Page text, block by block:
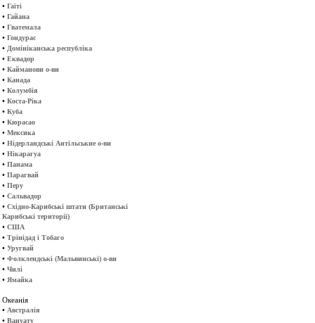
• Гаїті
• Гайана
• Гватемала
• Гондурас
• Домініканська республіка
• Еквадор
• Кайманови о-ви
• Канада
• Колумбія
• Коста-Ріка
• Куба
• Кюрасао
• Мексика
• Нідерландські Антільськие о-ви
• Нікарагуа
• Панама
• Парагвай
• Перу
• Сальвадор
• Східно-Карибські штати (Британські
Карибські території)
• США
• Трінідад і Тобаго
• Уругвай
• Фолклендські (Мальвинські) о-ви
• Чилі
• Ямайка
Океанія
• Австралія
• Вануату